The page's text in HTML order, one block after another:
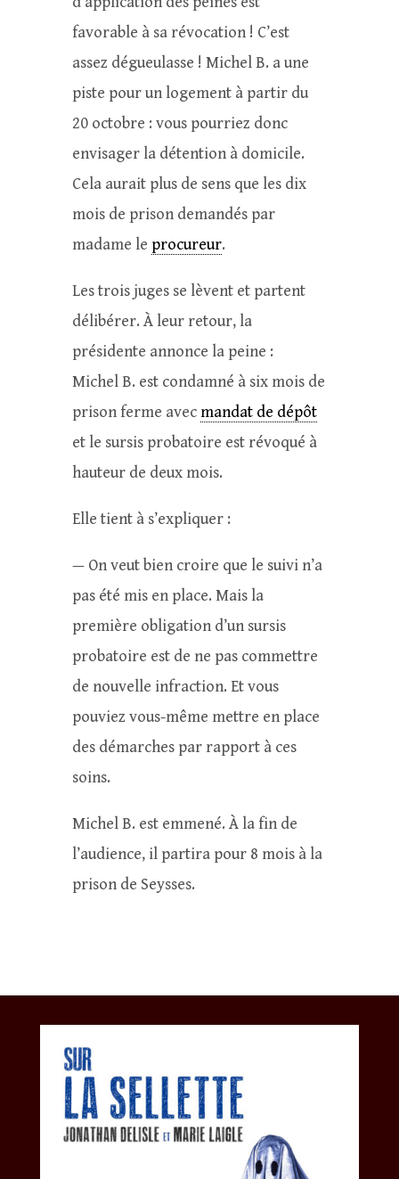
favorable à sa révocation ! C’est
assez dégueulasse ! Michel B. a une
piste pour un logement à partir du
20 octobre : vous pourriez donc
envisager la détention à domicile.
Cela aurait plus de sens que les dix
mois de prison demandés par
madame le procureur.
Les trois juges se lèvent et partent
délibérer. À leur retour, la
présidente annonce la peine :
Michel B. est condamné à six mois de
prison ferme avecmandat de dépôt
et le sursis probatoire est révoqué à
hauteur de deux mois.
Elle tient à s’expliquer :
— On veut bien croire que le suivi n’a
pas été mis en place. Mais la
première obligation d’un sursis
probatoire est de ne pas commettre
de nouvelle infraction. Et vous
pouviez vous-même mettre en place
des démarches par rapport à ces
soins.
Michel B. est emmené. À la fin de
l’audience, il partira pour 8 mois à la
prison de Seysses.